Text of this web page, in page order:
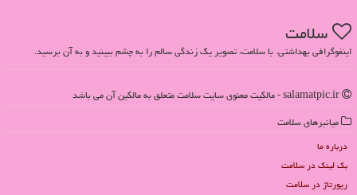
سلامت
اینفوگرافی بهداشتی. با سلامت، تصویر یک زندگی سالم را به چشم ببینید و به آن برسید.
میانبرهای سلامت
درباره ما
بک لینک در سلامت
رپورتاژ در سلامت